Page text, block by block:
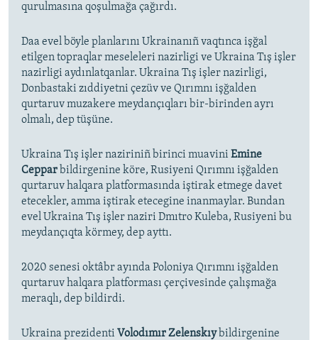
qurulmasına qoşulmağa çağırdı.
Daa evel böyle planlarını Ukrainanıñ vaqtınca işğal
etilgen topraqlar meseleleri nazirligi ve Ukraina Tış işler
nazirligi aydınlatqanlar. Ukraina Tış işler nazirligi,
Donbastaki zıddiyetni çezüv ve Qırımnı işğalden
qurtaruv muzakere meydançıqları bir-birinden ayrı
olmalı, dep tüşüne.
Ukraina Tış işler naziriniñ birinci muavini Emine
Ceppar bildirgenine köre, Rusiyeni Qırımnı işğalden
qurtaruv halqara platformasında iştirak etmege davet
etecekler, amma iştirak etecegine inanmaylar. Bundan
evel Ukraina Tış işler naziri Dmıtro Kuleba, Rusiyeni bu
meydançıqta körmey, dep ayttı.
2020 senesi oktâbr ayında Poloniya Qırımnı işğalden
qurtaruv halqara platforması çerçivesinde çalışmağa
meraqlı, dep bildirdi.
Ukraina prezidenti Volodımır Zelenskıybildirgenine